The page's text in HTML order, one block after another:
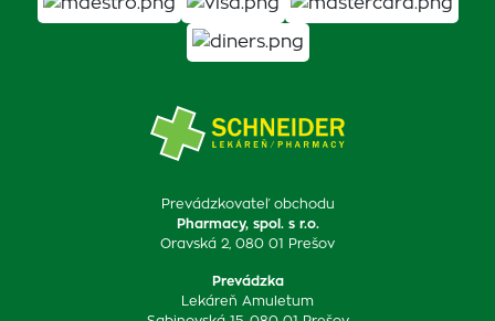
Prevádzkovateľ obchodu
Pharmacy, spol. s r.o.
Oravská 2, 080 01 Prešov
Prevádzka
Lekáreň Amuletum